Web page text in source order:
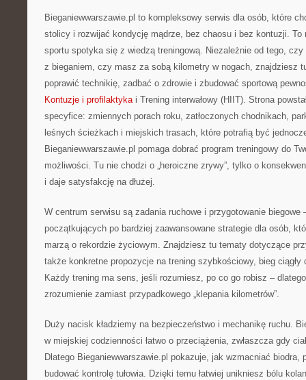
Bieganiewwarszawie.pl to kompleksowy serwis dla osób, które
stolicy i rozwijać kondycję mądrze, bez chaosu i bez kontuzji. To
sportu spotyka się z wiedzą treningową. Niezależnie od tego,
z bieganiem, czy masz za sobą kilometry w nogach, znajdziesz
poprawić technikię, zadbać o zdrowie i zbudować sportową
Kontuzje i profilaktykai Trening interwałowy (HIIT). Strona
specyfice: zmiennych porach roku, zatłoczonych chodnikach,
leśnych ścieżkach i miejskich trasach, które potrafią być
Bieganiewwarszawie.pl pomaga dobrać program treningowy do
możliwości. Tu nie chodzi o „heroiczne zrywy”, tylko o
i daje satysfakcję na dłużej.
W centrum serwisu są zadania ruchowe i przygotowanie biegowe
początkujących po bardziej zaawansowane strategie dla osób,
marzą o rekordzie życiowym. Znajdziesz tu tematy dotyczące
także konkretne propozycje na trening szybkościowy, bieg ciągły
Każdy trening ma sens, jeśli rozumiesz, po co go robisz –
zrozumienie zamiast przypadkowego „klepania kilometrów”.
Duży nacisk kładziemy na bezpieczeństwo i mechanikę ruchu.
w miejskiej codzienności łatwo o przeciążenia, zwłaszcza gdy
Dlatego Bieganiewwarszawie.pl pokazuje, jak wzmacniać biodra,
budować kontrolę tułowia. Dzięki temu łatwiej unikniesz bólu